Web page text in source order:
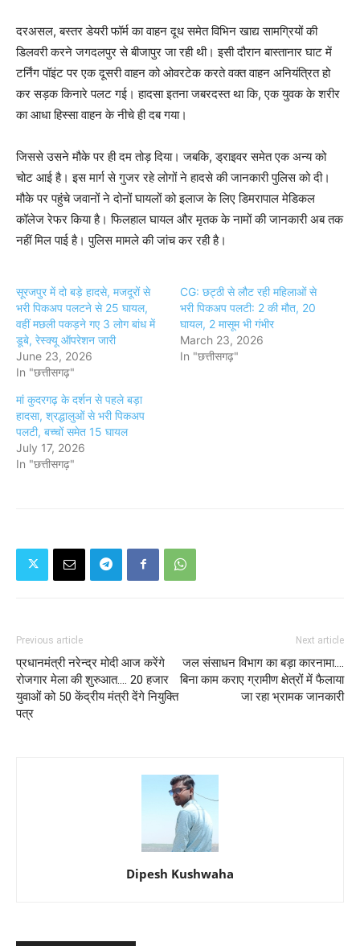
दरअसल, बस्तर डेयरी फॉर्म का वाहन दूध समेत विभिन खाद्य सामग्रियों की
डिलवरी करने जगदलपुर से बीजापुर जा रही थी। इसी दौरान बास्तानार घाट में
टर्निंग पॉइंट पर एक दूसरी वाहन को ओवरटेक करते वक्त वाहन अनियंत्रित हो
कर सड़क किनारे पलट गई। हादसा इतना जबरदस्त था कि, एक युवक के शरीर
का आधा हिस्सा वाहन के नीचे ही दब गया।
जिससे उसने मौके पर ही दम तोड़ दिया। जबकि, ड्राइवर समेत एक अन्य को
चोट आई है। इस मार्ग से गुजर रहे लोगों ने हादसे की जानकारी पुलिस को दी।
मौके पर पहुंचे जवानों ने दोनों घायलों को इलाज के लिए डिमरापाल मेडिकल
कॉलेज रेफर किया है। फिलहाल घायल और मृतक के नामों की जानकारी अब तक
नहीं मिल पाई है। पुलिस मामले की जांच कर रही है।
सूरजपुर में दो बड़े हादसे, मजदूरों से
भरी पिकअप पलटने से 25 घायल,
वहीं मछली पकड़ने गए 3 लोग बांध में
डूबे, रेस्क्यू ऑपरेशन जारी
June 23, 2026
In "छत्तीसगढ़"
CG: छट्ठी से लौट रही महिलाओं से
भरी पिकअप पलटी: 2 की मौत, 20
घायल, 2 मासूम भी गंभीर
March 23, 2026
In "छत्तीसगढ़"
मां कुदरगढ़ के दर्शन से पहले बड़ा
हादसा, श्रद्धालुओं से भरी पिकअप
पलटी, बच्चों समेत 15 घायल
July 17, 2026
In "छत्तीसगढ़"
Previous article
प्रधानमंत्री नरेन्द्र मोदी आज करेंगे
रोजगार मेला की शुरुआत.... 20 हजार
युवाओं को 50 केंद्रीय मंत्री देंगे नियुक्ति
पत्र
Next article
जल संसाधन विभाग का बड़ा कारनामा....
बिना काम कराए ग्रामीण क्षेत्रों में फैलाया
जा रहा भ्रामक जानकारी
Dipesh Kushwaha